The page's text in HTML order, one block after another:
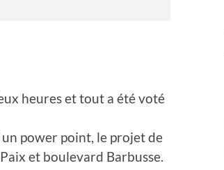
heures et tout a été voté
un power point, le projet de
et boulevard Barbusse.